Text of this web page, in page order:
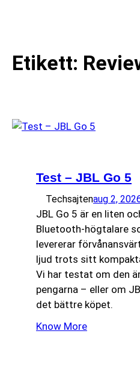
Etikett:
Test – JBL Go 5
Techsajtenaug 2,
JBL Go 5 är en liten
Bluetooth-högtalare
levererar
ljud trots sitt
Vi har testat om den
pengarna – eller om
det bättre köpet.
Know More